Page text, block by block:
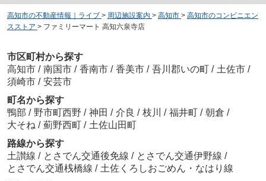
高知市の不動産情報｜ライブ > 周辺施設案内 > 高知市 > 高知市のコンビニエン
スストア > ファミリーマート 高知六泉寺店
市区町村から探す
高知市 / 南国市 / 香南市 / 香美市 / 吾川郡いの町 / 土佐市 /
須崎市 / 安芸市
町名から探す
鴨部 / 野市町西野 / 神田 / 介良 / 枝川 / 福井町 / 朝倉 /
大そね / 薊野西町 / 土佐山田町
路線から探す
土讃線 / とさでん交通後免線 / とさでん交通伊野線 /
とさでん交通桟橋線 / 土佐くろしおごめん・なはり線